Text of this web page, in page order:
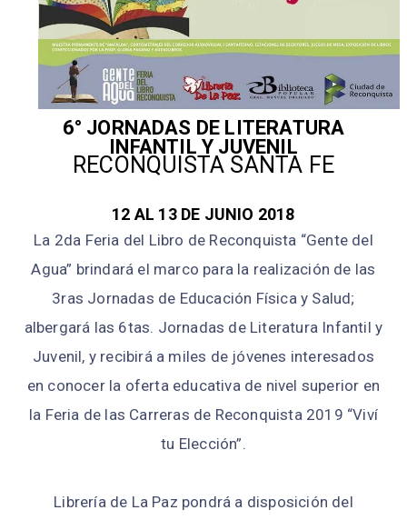
6° JORNADAS DE LITERATURA
INFANTIL Y JUVENIL
RECONQUISTA SANTA FE
12 AL 13 DE JUNIO 2018
La 2da Feria del Libro de Reconquista “Gente del
Agua” brindará el marco para la realización de las
3ras Jornadas de Educación Física y Salud;
albergará las 6tas. Jornadas de Literatura Infantil y
Juvenil, y recibirá a miles de jóvenes interesados
en conocer la oferta educativa de nivel superior en
la Feria de las Carreras de Reconquista 2019 “Viví
tu Elección”.
Librería de La Paz pondrá a disposición del